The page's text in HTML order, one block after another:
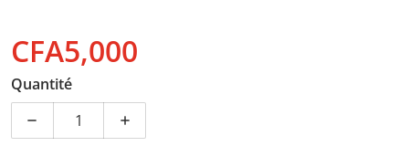
CFA5,000
Quantité
Diminuer la quantité pour Brosse à dent électrique
Augmenter la quantité pour Brosse à